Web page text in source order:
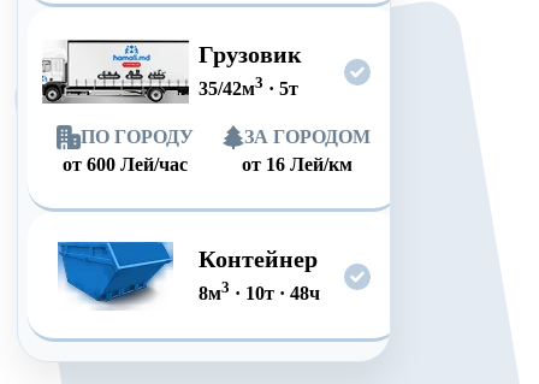
Грузовик
35/42м3 · 5т
ПО ГОРОДУ
от 600 Лей/час
ЗА ГОРОДОМ
от 16 Лей/км
Контейнер
8м3 · 10т· 48ч